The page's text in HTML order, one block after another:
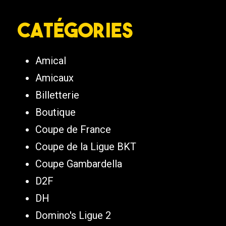
Catégories
Amical
Amicaux
Billetterie
Boutique
Coupe de France
Coupe de la Ligue BKT
Coupe Gambardella
D2F
DH
Domino's Ligue 2